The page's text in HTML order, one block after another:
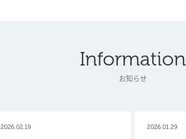
Information
お知らせ
2026.02.19 2026.01.29